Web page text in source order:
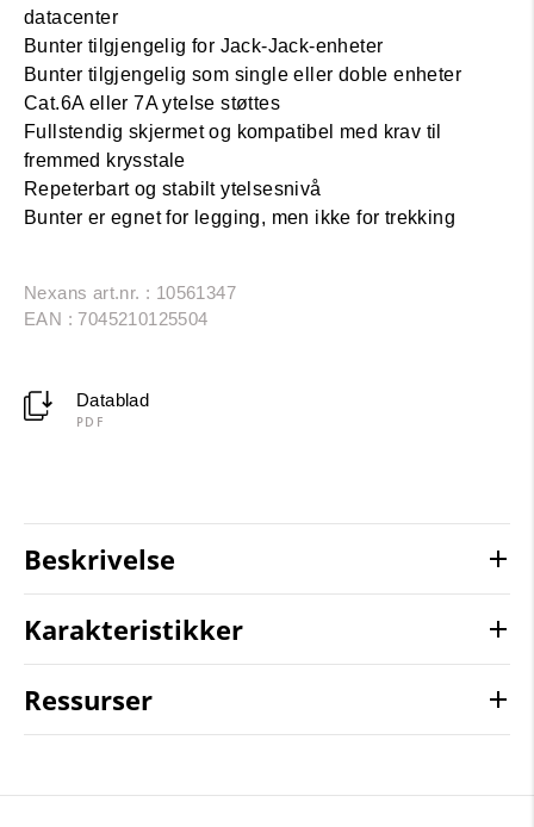
datacenter
Bunter tilgjengelig for Jack-Jack-enheter
Bunter tilgjengelig som single eller doble enheter
Cat.6A eller 7A ytelse støttes
Fullstendig skjermet og kompatibel med krav til
fremmed krysstale
Repeterbart og stabilt ytelsesnivå
Bunter er egnet for legging, men ikke for trekking
Nexans art.nr. : 10561347
EAN : 7045210125504
Datablad
PDF
Beskrivelse
Karakteristikker
Ressurser